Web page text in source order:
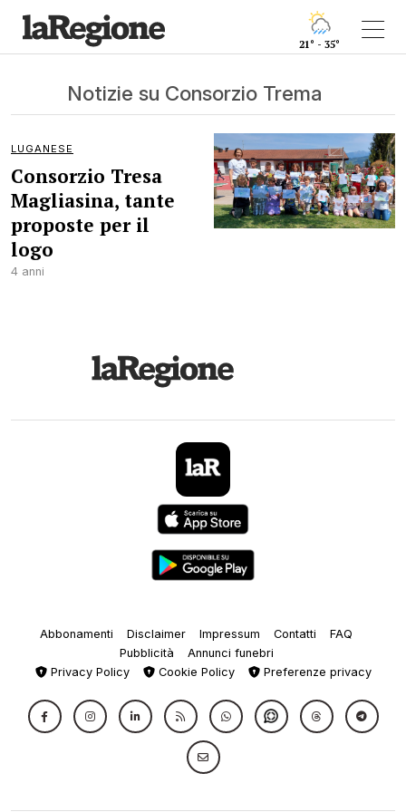
21° - 35°
Notizie su Consorzio Trema
LUGANESE
Consorzio Tresa
Magliasina, tante
proposte per il
logo
4 anni
Abbonamenti Disclaimer Impressum Contatti
FAQ
Pubblicità
Annunci funebri
Privacy Policy
Cookie Policy Preferenze privacy